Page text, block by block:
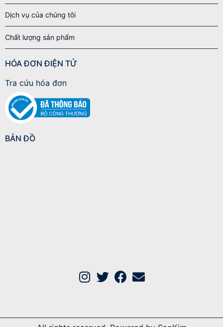
Dịch vụ của chúng tôi
Chất lượng sản phẩm
HÓA ĐƠN ĐIỆN TỬ
Tra cứu hóa đơn
BẢN ĐỒ